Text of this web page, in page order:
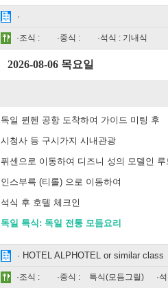
·
·조식 : ·중식 : ·석식 : 기내식
2026-08-06 목요일
독일 뮌헨 공항 도착하여 가이드 미팅 후
시청사 등 구시가지 시내관광
퓌센으로 이동하여 디즈니 성의 모델인 루
인스부륵 (티롤) 으로 이동하여
석식 후 호텔 체크인
독일 특식: 독일 전통 모듬요리
· HOTEL ALPHOTEL or similar class
·조식 : ·중식 : 특식(모듬그릴) ·